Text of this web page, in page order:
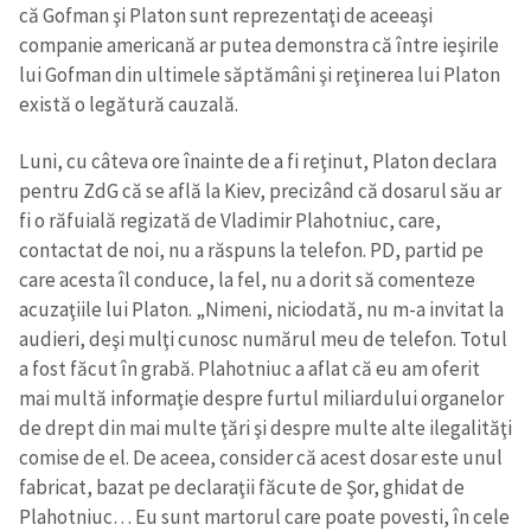
că Gofman şi Platon sunt reprezentaţi de aceeaşi
companie americană ar putea demonstra că între ieşirile
lui Gofman din ultimele săptămâni şi reţinerea lui Platon
există o legătură cauzală.
Luni, cu câteva ore înainte de a fi reţinut, Platon declara
pentru ZdG că se află la Kiev, precizând că dosarul său ar
fi o răfuială regizată de Vladimir Plahotniuc, care,
contactat de noi, nu a răspuns la telefon. PD, partid pe
care acesta îl conduce, la fel, nu a dorit să comenteze
acuzaţiile lui Platon. „Nimeni, niciodată, nu m-a invitat la
audieri, deşi mulţi cunosc numărul meu de telefon. Totul
a fost făcut în grabă. Plahotniuc a aflat că eu am oferit
mai multă informaţie despre furtul miliardului organelor
de drept din mai multe ţări şi despre multe alte ilegalităţi
comise de el. De aceea, consider că acest dosar este unul
fabricat, bazat pe declaraţii făcute de Şor, ghidat de
Plahotniuc… Eu sunt martorul care poate povesti, în cele